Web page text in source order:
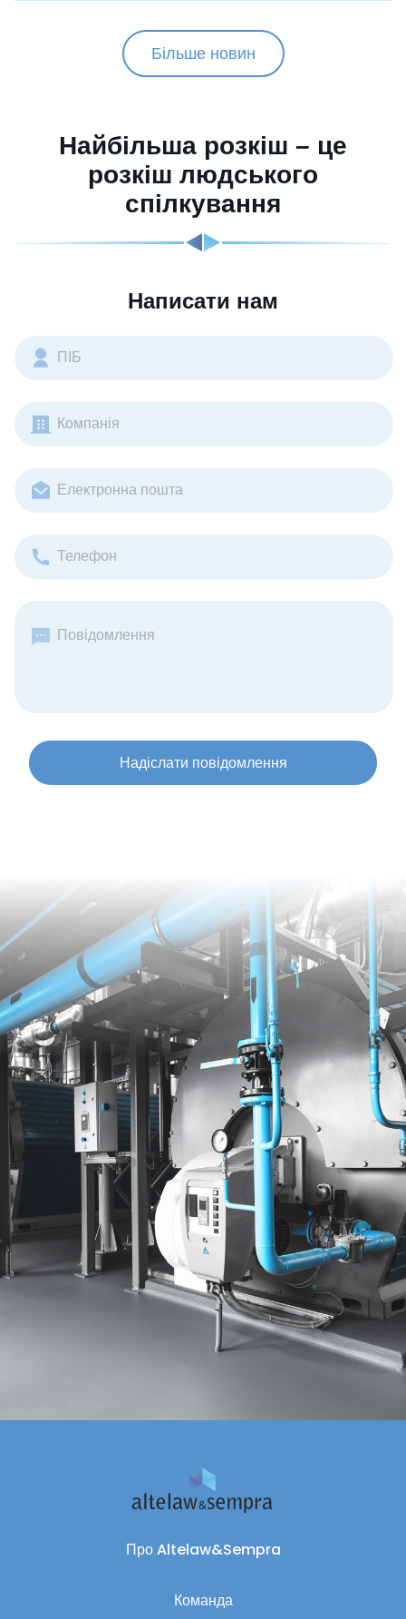
Більше новин
Найбільша розкіш – це
розкіш людського
спілкування
Написати нам
Про Altelaw&Sempra
Команда